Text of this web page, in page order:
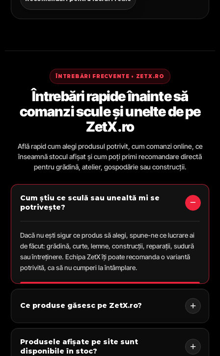
ÎNTREBĂRI FRECVENTE • ZETX.RO
Întrebări rapide înainte să
comanzi scule și unelte de pe
ZetX.ro
Află rapid cum alegi produsul potrivit, cum comanzi online, ce
înseamnă stocul afișat și cum poți primi recomandare directă
pentru grădină, atelier, gospodărie sau construcții.
Cum știu ce sculă sau unealtă mi se
potrivește?
Dacă nu ești sigur ce produs să alegi, spune-ne ce lucrare ai
de făcut: grădină, curte, lemne, construcții, reparații, sudură
sau întreținere. Echipa ZetX îți poate recomanda o variantă
potrivită, ca să nu cumperi la întâmplare.
Ce produse găsesc pe ZetX.ro?
Produsele afișate pe site sunt
disponibile în stoc?